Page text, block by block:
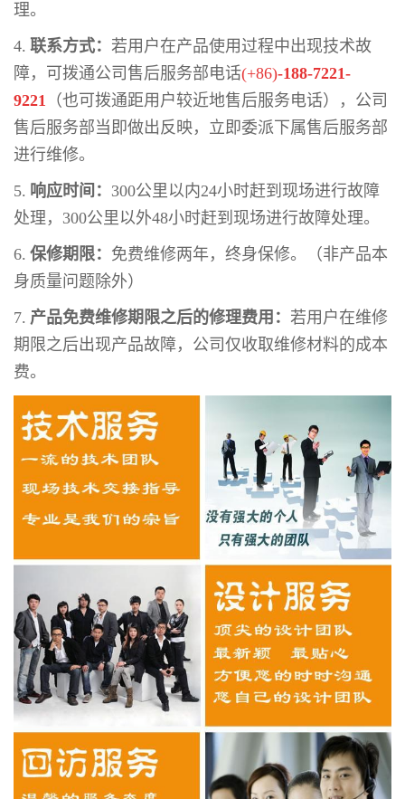
理。
4. 联系方式： 若用户在产品使用过程中出现技术故
障，可拨通公司售后服务部电话(+86)-188-7221-
9221 （也可拨通距用户较近地售后服务电话），公司
售后服务部当即做出反映，立即委派下属售后服务部
进行维修。
5. 响应时间： 300公里以内24小时赶到现场进行故障
处理， 300公里以外48小时赶到现场进行故障处理。
6. 保修期限： 免费维修两年，终身保修。（非产品本
身质量问题除外）
7. 产品免费维修期限之后的修理费用： 若用户在维修
期限之后出现产品故障，公司仅收取维修材料的成本
费。